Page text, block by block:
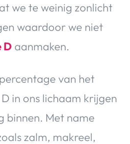
we te weinig zonlicht
waardoor we niet
D aanmaken.
van het
in ons lichaam krijgen
binnen. Met name
zalm, makreel,